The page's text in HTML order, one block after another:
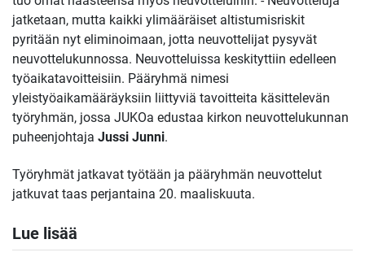
jatketaan, mutta kaikki ylimääräiset altistumisriskit
pyritään nyt eliminoimaan, jotta neuvottelijat pysyvät
neuvottelukunnossa. Neuvotteluissa keskityttiin edelleen
työaikatavoitteisiin. Pääryhmä nimesi
yleistyöaikamääräyksiin liittyviä tavoitteita käsittelevän
työryhmän, jossa JUKOa edustaa kirkon neuvottelukunnan
puheenjohtaja Jussi Junni.
Työryhmät jatkavat työtään ja pääryhmän neuvottelut
jatkuvat taas perjantaina 20. maaliskuuta.
Lue lisää